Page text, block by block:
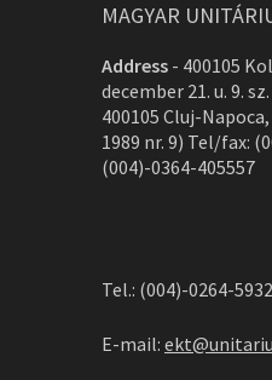
MAGYAR
Address - 400105
december 21. u. 9.
400105 Cluj-
1989 nr. 9) Tel/fax:
(004)-0364-405557
Tel.: (004)-0264-
E-mail: